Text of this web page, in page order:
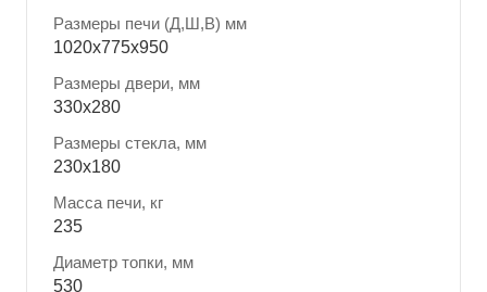
Размеры печи (Д,Ш,В) мм
1020x775x950
Размеры двери, мм
330x280
Размеры стекла, мм
230x180
Масса печи, кг
235
Диаметр топки, мм
530